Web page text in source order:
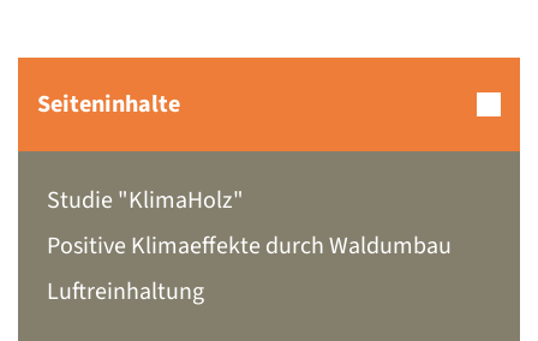
Seiteninhalte
Studie "KlimaHolz"
Positive Klimaeffekte durch Waldumbau
Luftreinhaltung